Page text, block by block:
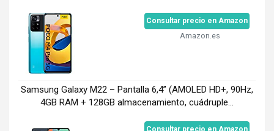
Consultar precio en Amazon
Amazon.es
Samsung Galaxy M22 – Pantalla 6,4” (AMOLED HD+, 90Hz,
4GB RAM + 128GB almacenamiento, cuádruple...
Consultar precio en Amazon